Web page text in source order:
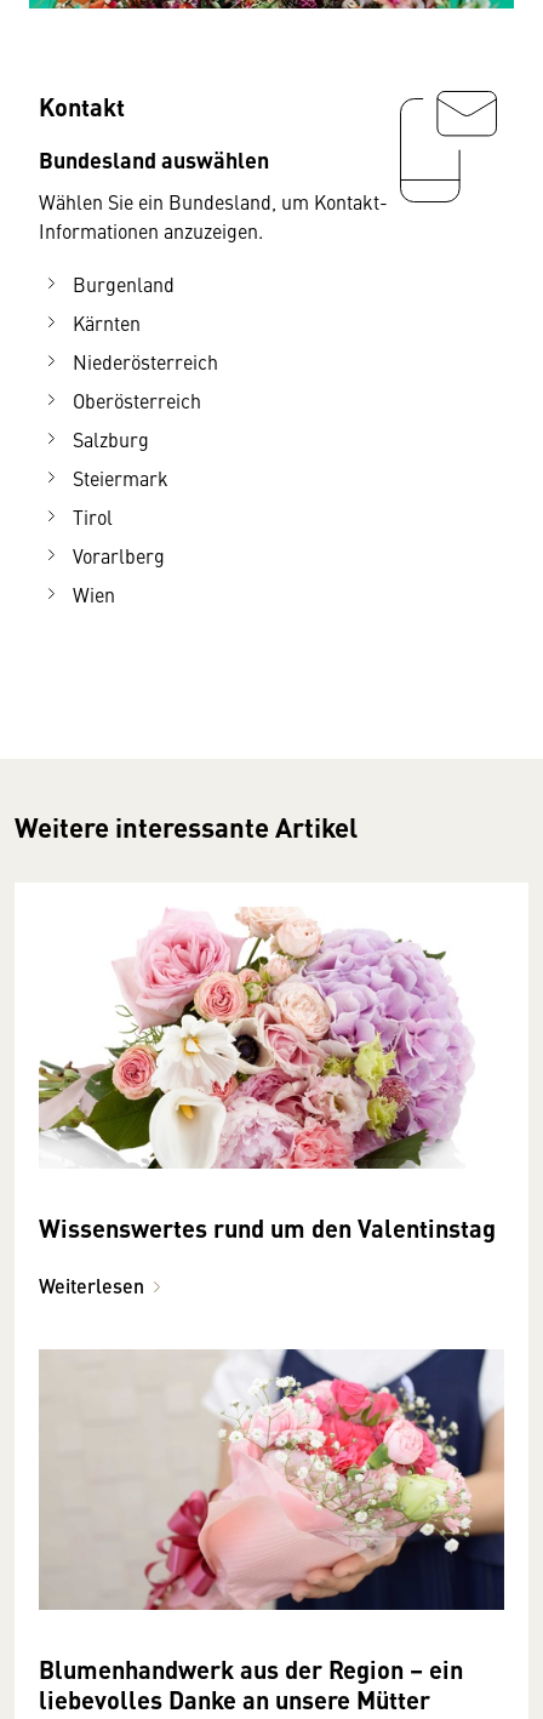
Kontakt
Bundesland auswählen
Wählen Sie ein Bundesland, um Kontakt-
Informationen anzuzeigen.
Burgenland
Kärnten
Niederösterreich
Oberösterreich
Salzburg
Steiermark
Tirol
Vorarlberg
Wien
Weitere interessante Artikel
Wissenswertes rund um den Valentinstag
Weiterlesen
Blumenhandwerk aus der Region – ein
liebevolles Danke an unsere Mütter